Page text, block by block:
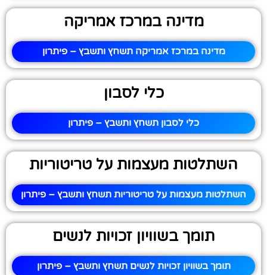
מדינה במרכז אמריקה
מדינה במרכז אמריקה תשחץ ותשבץ – פיתרון
כלי לסבון
כלי לסבון תשחץ ותשבץ – פיתרון
השתלטות מעצמות על טריטוריות
השתלטות מעצמות על טריטוריות תשחץ ותשבץ – פיתרון
תומך בשוויון זכויות לנשים
תומך בשוויון זכויות לנשים תשחץ ותשבץ – פיתרון